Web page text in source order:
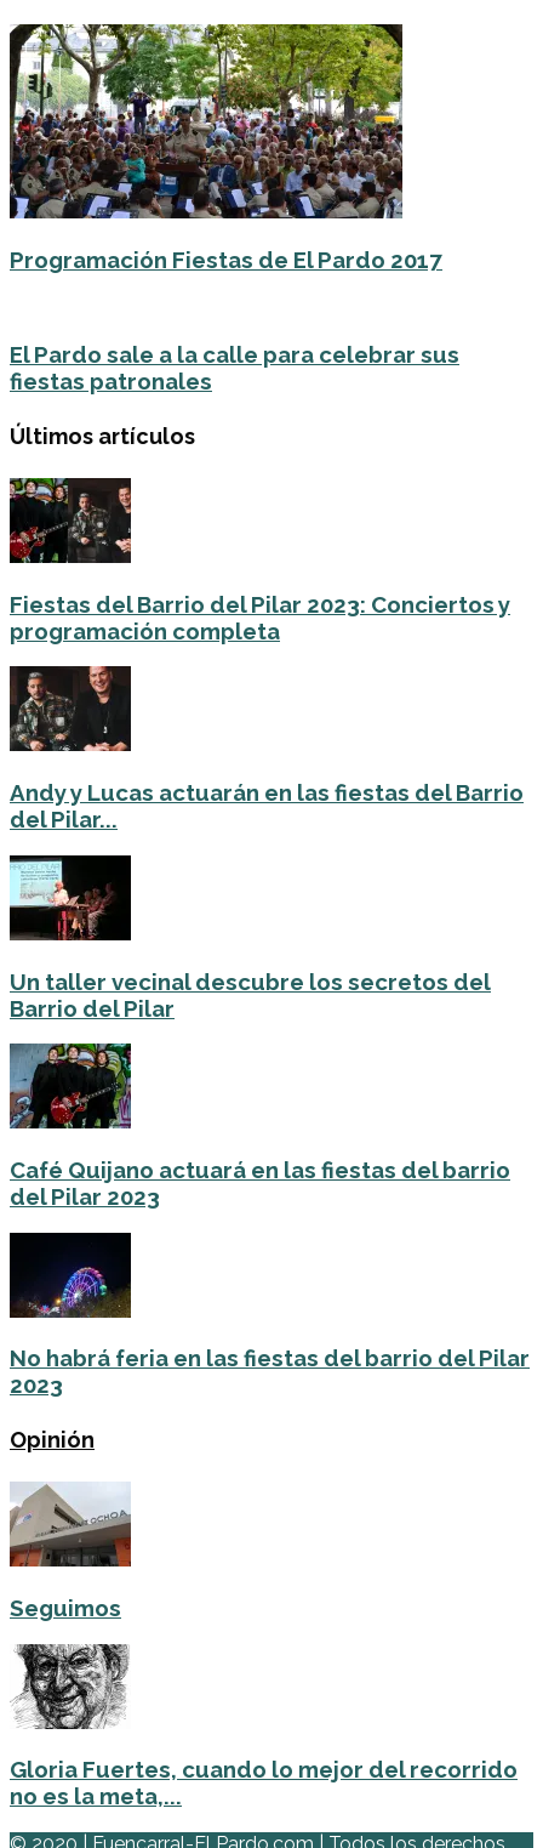
Programación Fiestas de El Pardo 2017
El Pardo sale a la calle para celebrar sus
fiestas patronales
Últimos artículos
Fiestas del Barrio del Pilar 2023: Conciertos y
programación completa
Andy y Lucas actuarán en las fiestas del Barrio
del Pilar...
Un taller vecinal descubre los secretos del
Barrio del Pilar
Café Quijano actuará en las fiestas del barrio
del Pilar 2023
No habrá feria en las fiestas del barrio del Pilar
2023
Opinión
Seguimos
Gloria Fuertes, cuando lo mejor del recorrido
no es la meta,...